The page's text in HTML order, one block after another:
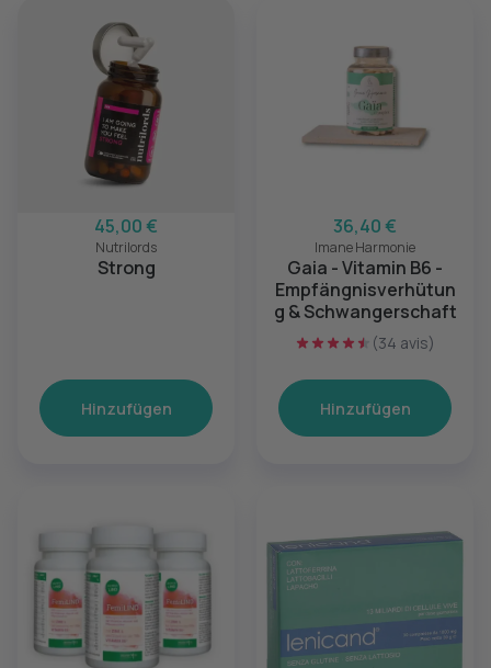
45,00 €
Nutrilords
Strong
Hinzufügen
36,40 €
Imane Harmonie
Gaia - Vitamin B6 -
Empfängnisverhütun
g & Schwangerschaft
(34 avis)
Hinzufügen